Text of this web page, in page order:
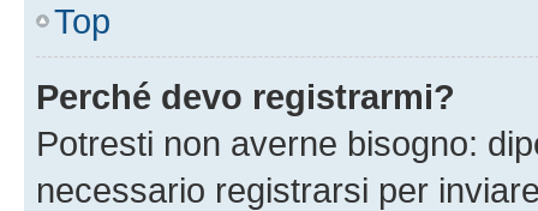
Top
Perché devo registrarmi?
Potresti non averne bisogno:
necessario registrarsi per